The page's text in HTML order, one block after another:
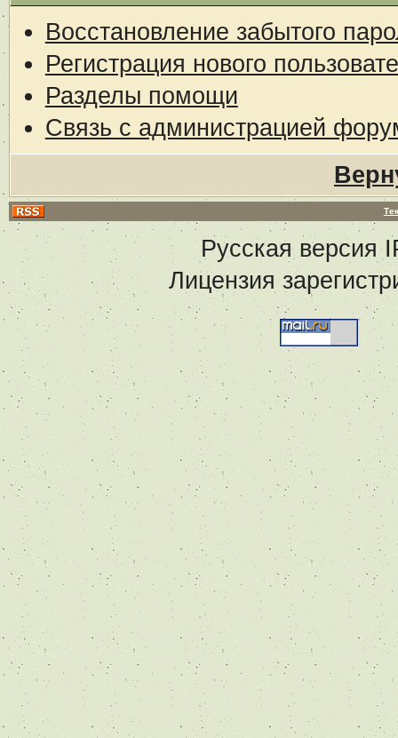
Восстановление забытого
Регистрация нового
Разделы помощи
Связь с администрацией
Русская версия
Лицензия